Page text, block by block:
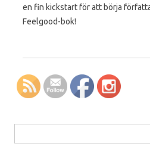
en fin kickstart för att börja
Feelgood-bok!